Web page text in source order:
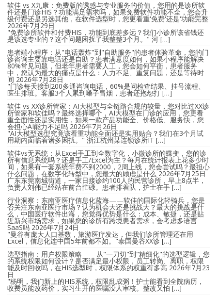
软佳 vs X九康：免费版的诱惑与专业服务的价值，您用的是诊所软
件还是门诊HIS？功能满足需求吗，如果免费软件功能不全，您会升
级付费还是另选其他，在软件选型时，您更看重'免费'还是'功能完整'
2026年7月29日
"免费诊所软件和付费HIS，功能到底差多远？我们小诊所该省钱还
是该选专业的？这个问题困扰了我整整3个月。" 河 […]
患者端小程序：从"电话轰炸"到"自助服务"的患者体验革命，您的门
诊咨询主要靠电话还是自助？患者满意度如何，如果小程序能解决
80%常见问题，但老年患者需要人工，您会如何平衡，患者服务
中，您认为最大的痛点是什么：人力不足、重复问题，还是等待时
间 2026年7月28日
"门诊每天接到200多通咨询电话，60%是问检查结果、挂号流程、
医生排班。客服3个人累到嗓子冒烟，患者还抱怨打 […]
软佳 vs XX诊所管家：AI大模型与全链路合规的较量，您对比过XX诊
所管家和软佳吗？最终选择哪个，AI大模型在门诊的应用，您更看
重全面性还是实用性，如果一款产品功能全、价格低、服务快，您
会担心AI能力不足吗 2026年7月26日
"AI大模型选型究竟该看重功能全面还是实用贴合？我们在3个月试
用期内面临着诸多困扰。" 浙江杭州某连锁诊所IT […]
软佳vs无系统：从Excel手工到全数字化，小微诊所的蝶变，您的诊
所有信息系统吗？还是手工/Excel为主？每月在统计报表上花多少时
间，如果有一套系统年费不到2000，2周上线，您会尝试吗？最担心
什么问题，在数字化转型中，您最大的顾虑是什么 2026年7月25日
广东东莞南城街道，一家日接诊约100人的民营诊所，早上8点半，
负责人刘伟已经站在前台忙碌。患者排着队，护士在手 […]
行业洞察：东南亚医疗信息化蓝海——软佳的国际化轻骑兵，您是
否关注东南亚医疗市场？认为机会大还是挑战大？最大的挑战是什
么，中国医疗软件出海，您觉得优势是什么：成本、敏捷，还是贴
近新兴市场需求，如果您的诊所有跨境患者需求，会考虑多语言
SaaS吗 2026年7月24日
"曼谷有庞大人口基数，旅游医疗发达，但我们诊所管理还在用
Excel，信息化连中国5年前都不如。"泰国曼谷XX诊 […]
选型指南：用户权限策略——从"一刀切"到"精细化"的选型逻辑，您
的系统权限如何设计？是否满足最小权限，员工转岗、离职，权限
能及时回收吗，在HIS选型时，权限体系的权重有多高 2026年7月23
日
"杨明，我们新上的HIS系统，权限乱成粥！护士能看到全院病历，
收费员能改药价，实习生开的医嘱没人审核。整改又怕 […]